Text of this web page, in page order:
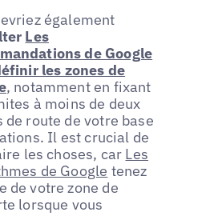
également
Les
de Google
les zones de
, notamment en fixant
à moins de deux
de route de votre base
Il est crucial de
les choses, car Les
de Google tenez
de votre zone de
lorsque vous